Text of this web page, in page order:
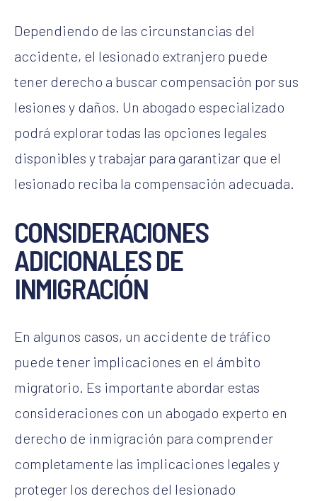
Dependiendo de las circunstancias del
accidente, el lesionado extranjero puede
tener derecho a buscar compensación por sus
lesiones y daños. Un abogado especializado
podrá explorar todas las opciones legales
disponibles y trabajar para garantizar que el
lesionado reciba la compensación adecuada.
CONSIDERACIONES
ADICIONALES DE
INMIGRACIÓN
En algunos casos, un accidente de tráfico
puede tener implicaciones en el ámbito
migratorio. Es importante abordar estas
consideraciones con un abogado experto en
derecho de inmigración para comprender
completamente las implicaciones legales y
proteger los derechos del lesionado